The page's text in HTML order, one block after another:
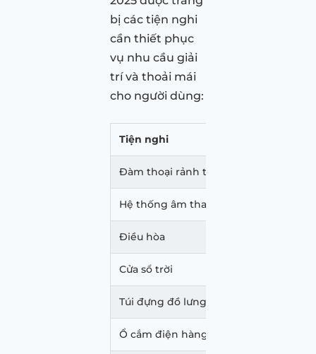
bị các tiện nghi
cần thiết phục
vụ nhu cầu giải
trí và thoải mái
cho người dùng:
Tiện nghi
Đàm thoại rảnh tay
Hệ thống âm thanh
Điều hòa
Cửa sổ trời
Túi đựng đồ lưng ghế
Ổ cắm điện hàng ghế sau